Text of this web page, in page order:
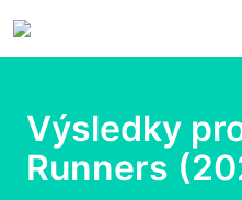
Výsledky
Runners